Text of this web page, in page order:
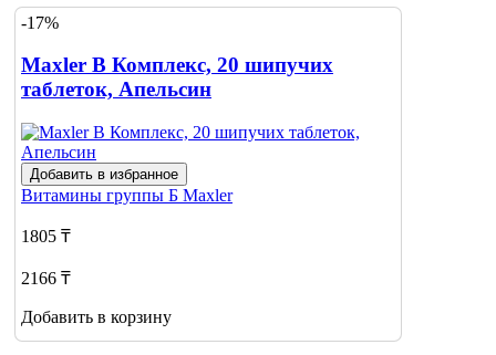
-17%
Maxler В Комплекс, 20 шипучих
таблеток, Апельсин
Добавить в избранное
Витамины группы Б Maxler
1805 ₸
2166 ₸
Добавить в корзину